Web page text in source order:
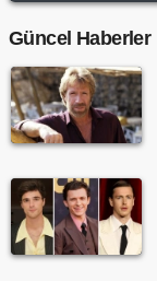
Güncel Haberler